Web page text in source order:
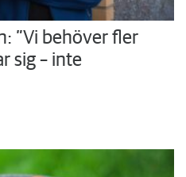
”Vi behöver fler
sig – inte